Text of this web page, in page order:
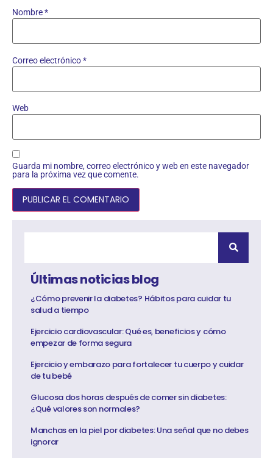
Nombre*
Correo electrónico*
Web
Guarda mi nombre, correo electrónico y web en este navegador
para la próxima vez que comente.
Últimas noticias blog
¿Cómo prevenir la diabetes? Hábitos para cuidar tu
salud a tiempo
Ejercicio cardiovascular: Qué es, beneficios y cómo
empezar de forma segura
Ejercicio y embarazo para fortalecer tu cuerpo y cuidar
de tu bebé
Glucosa dos horas después de comer sin diabetes:
¿Qué valores son normales?
Manchas en la piel por diabetes: Una señal que no debes
ignorar